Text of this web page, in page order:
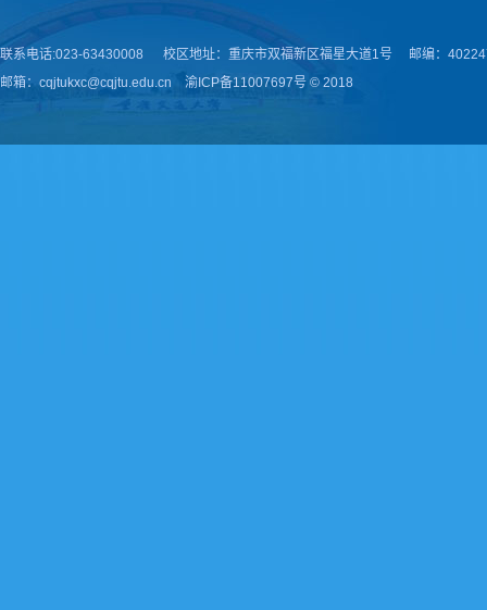
联系电话:023-63430008 校区地址：重庆市双福新区福星大道1号 邮编：
邮箱：cqjtukxc@cqjtu.edu.cn 渝ICP备11007697号 © 2018